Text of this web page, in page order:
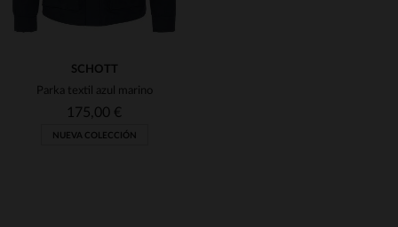
SCHOTT
Parka textil azul marino
175,00 €
NUEVA COLECCIÓN